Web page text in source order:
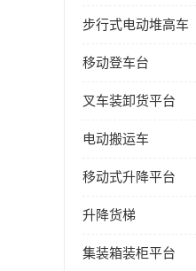
步行式电动堆高车
移动登车台
叉车装卸货平台
电动搬运车
移动式升降平台
升降货梯
集装箱装柜平台